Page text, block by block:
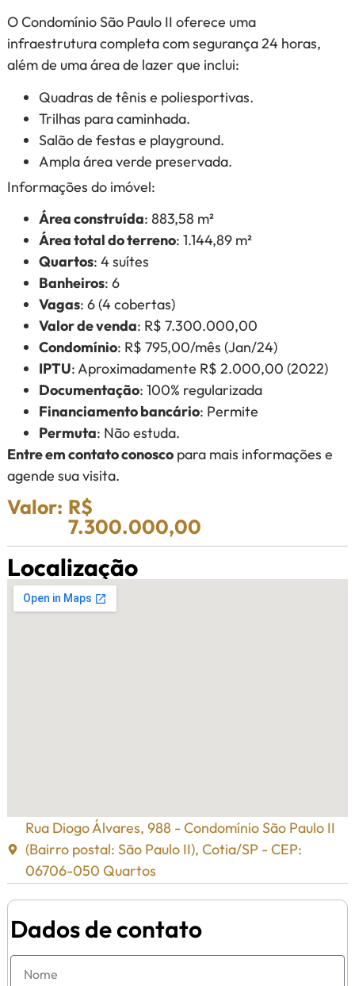
O Condomínio São Paulo II oferece uma
infraestrutura completa com segurança 24 horas,
além de uma área de lazer que inclui:
Quadras de tênis e poliesportivas.
Trilhas para caminhada.
Salão de festas e playground.
Ampla área verde preservada.
Informações do imóvel:
Área construída: 883,58 m²
Área total do terreno: 1.144,89 m²
Quartos: 4 suítes
Banheiros: 6
Vagas: 6 (4 cobertas)
Valor de venda: R$ 7.300.000,00
Condomínio: R$ 795,00/mês (Jan/24)
IPTU: Aproximadamente R$ 2.000,00 (2022)
Documentação: 100% regularizada
Financiamento bancário: Permite
Permuta: Não estuda.
Entre em contato conosco para mais informações e
agende sua visita.
Valor: R$
7.300.000,00
Localização
Rua Diogo Álvares, 988 - Condomínio São Paulo II
(Bairro postal: São Paulo II), Cotia/SP - CEP:
06706-050 Quartos
Dados de contato